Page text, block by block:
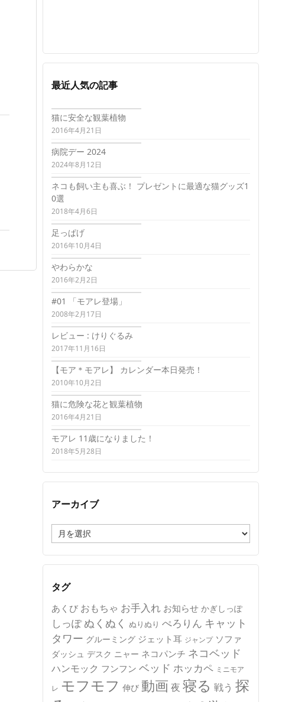
最近人気の記事
猫に安全な観葉植物
2016年4月21日
病院デー 2024
2024年8月12日
ネコも飼い主も喜ぶ！ プレゼントに最適な猫グッズ1
0選
2018年4月6日
足っぱげ
2016年10月4日
やわらかな
2016年2月2日
#01 「モアレ登場」
2008年2月17日
レビュー : けりぐるみ
2017年11月16日
【モア＊モアレ】 カレンダー本日発売！
2010年10月2日
猫に危険な花と観葉植物
2016年4月21日
モアレ 11歳になりました！
2018年5月28日
アーカイブ
ー
カ
イ
タグ
あくび おもちゃ お手入れ お知らせ かぎしっぽ
しっぽ ぬくぬく ぬりぬり ぺろりん キャット
タワー グルーミング ジェット耳 ジャンプ ソファ
ダッシュ デスク ニャー ネコパンチ ネコベッド
ハンモック フンフン ベッド ホッカペ ミニモア
レ モフモフ 伸び 動画 夜 寝る 戦う 探